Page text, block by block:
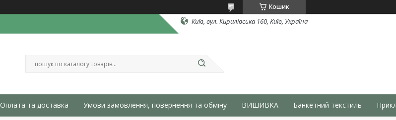
Кошик
Київ, вул. Кирилівська 160, Київ, Україна
Оплата та доставка Умови замовлення, повернення та обміну ВИШИВКА Банкетний текстиль